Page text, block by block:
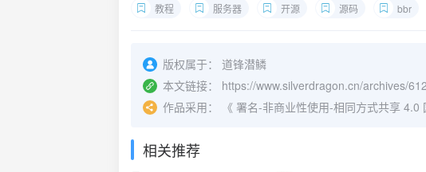
教程 服务器 开源 源码 bbr
版权属于：
道锋潜鳞
本文链接：
https://www.silverdragon.cn/archives/
作品采用：
《 署名-非商业性使用-相同方式共享 4.0
相关推荐